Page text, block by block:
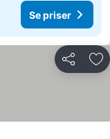
Se priser
Del